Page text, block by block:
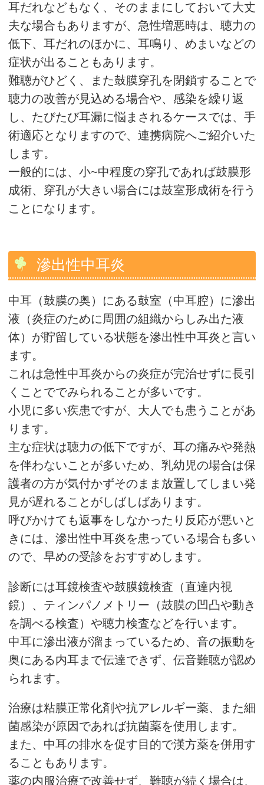
耳だれなどもなく、そのままにしておいて大丈
夫な場合もありますが、急性増悪時は、聴力の
低下、耳だれのほかに、耳鳴り、めまいなどの
症状が出ることもあります。
難聴がひどく、また鼓膜穿孔を閉鎖することで
聴力の改善が見込める場合や、感染を繰り返
し、たびたび耳漏に悩まされるケースでは、手
術適応となりますので、連携病院へご紹介いた
します。
一般的には、小~中程度の穿孔であれば鼓膜形
成術、穿孔が大きい場合には鼓室形成術を行う
ことになります。
滲出性中耳炎
中耳（鼓膜の奥）にある鼓室（中耳腔）に滲出
液（炎症のために周囲の組織からしみ出た液
体）が貯留している状態を滲出性中耳炎と言い
ます。
これは急性中耳炎からの炎症が完治せずに長引
くことででみられることが多いです。
小児に多い疾患ですが、大人でも患うことがあ
ります。
主な症状は聴力の低下ですが、耳の痛みや発熱
を伴わないことが多いため、乳幼児の場合は保
護者の方が気付かずそのまま放置してしまい発
見が遅れることがしばしばあります。
呼びかけても返事をしなかったり反応が悪いと
きには、滲出性中耳炎を患っている場合も多い
ので、早めの受診をおすすめします。
診断には耳鏡検査や鼓膜鏡検査（直達内視
鏡）、ティンパノメトリー（鼓膜の凹凸や動き
を調べる検査）や聴力検査などを行います。
中耳に滲出液が溜まっているため、音の振動を
奥にある内耳まで伝達できず、伝音難聴が認め
られます。
治療は粘膜正常化剤や抗アレルギー薬、また細
菌感染が原因であれば抗菌薬を使用します。
また、中耳の排水を促す目的で漢方薬を併用す
ることもあります。
薬の内服治療で改善せず、難聴が続く場合は、